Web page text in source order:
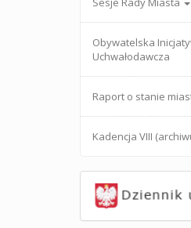
Obywatelska
Uchwałodawcza
Raport o stanie
Kadencja VIII